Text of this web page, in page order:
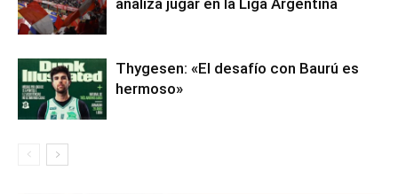
Thygesen: «El desafío con Baurú es
hermoso»